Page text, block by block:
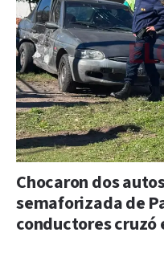
Chocaron dos
semaforizada de
conductores cruzó